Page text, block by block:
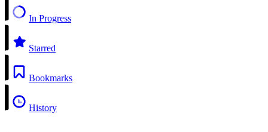
In Progress
Starred
Bookmarks
History